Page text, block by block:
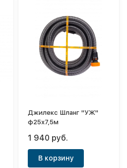
Джилекс Шланг "УЖ"
ф25х7,5м
1 940 руб.
В корзину